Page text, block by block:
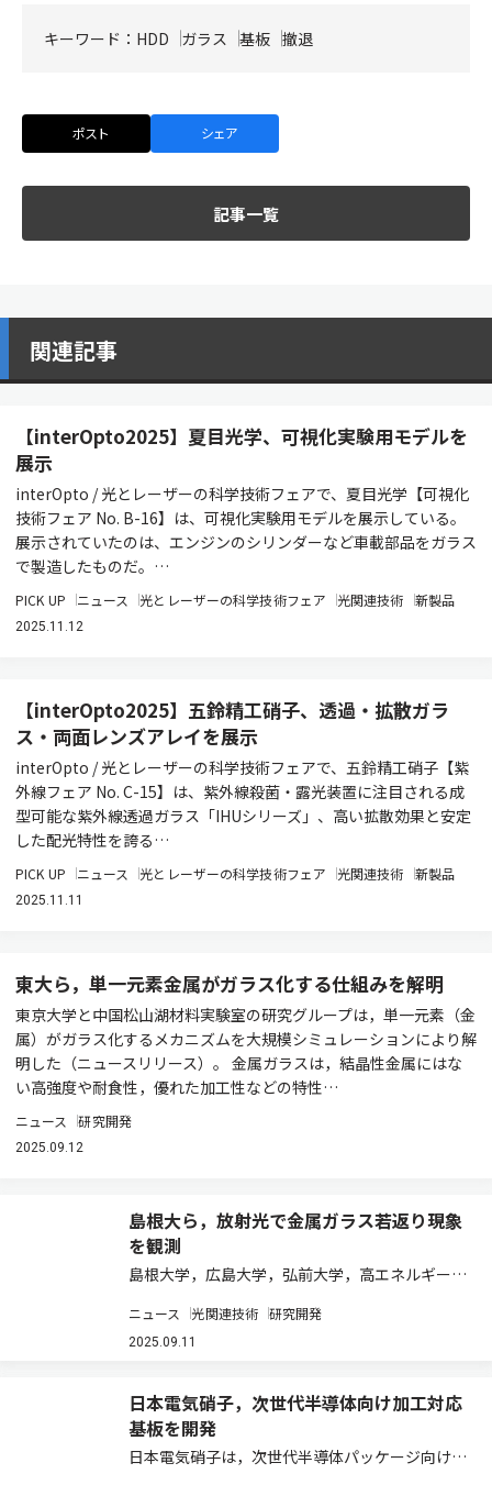
キーワード： HDD ガラス 基板 撤退
ポスト シェア
記事一覧
関連記事
【interOpto2025】夏目光学、可視化実験用モデルを
展示
interOpto / 光とレーザーの科学技術フェアで、夏目光学【可視化
技術フェア No. B-16】は、可視化実験用モデルを展示している。
展示されていたのは、エンジンのシリンダーなど車載部品をガラス
で製造したものだ。…
PICK UP ニュース 光とレーザーの科学技術フェア 光関連技術 新製品
2025.11.12
【interOpto2025】五鈴精工硝子、透過・拡散ガラ
ス・両面レンズアレイを展示
interOpto / 光とレーザーの科学技術フェアで、五鈴精工硝子【紫
外線フェア No. C-15】は、紫外線殺菌・露光装置に注目される成
型可能な紫外線透過ガラス「IHUシリーズ」、高い拡散効果と安定
した配光特性を誇る…
PICK UP ニュース 光とレーザーの科学技術フェア 光関連技術 新製品
2025.11.11
東大ら，単一元素金属がガラス化する仕組みを解明
東京大学と中国松山湖材料実験室の研究グループは，単一元素（金
属）がガラス化するメカニズムを大規模シミュレーションにより解
明した（ニュースリリース）。 金属ガラスは，結晶性金属にはな
い高強度や耐食性，優れた加工性などの特性…
ニュース 研究開発
2025.09.12
島根大ら，放射光で金属ガラス若返り現象
を観測
島根大学，広島大学，弘前大学，高エネルギー加
素温度と室温の間を繰り返して上下させる「極低
温若返り効果」を起こすことで電子状態が変化す
（…
ニュース 光関連技術 研究開発
2025.09.11
日本電気硝子，次世代半導体向け加工対応
基板を開発
日本電気硝子は，次世代半導体パッケージ向け基